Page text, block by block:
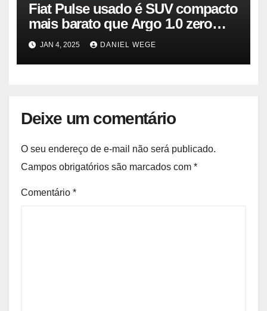
Fiat Pulse usado é SUV compacto
mais barato que Argo 1.0 zero
quilômetro
JAN 4, 2025 DANIEL WEGE
Deixe um comentário
O seu endereço de e-mail não será publicado.
Campos obrigatórios são marcados com *
Comentário *